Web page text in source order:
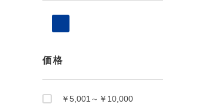
価格
￥5,001～￥10,000